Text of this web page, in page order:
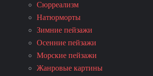
Сюрреализм
Натюрморты
Зимние пейзажи
Осенние пейзажи
Морские пейзажи
Жанровые картины